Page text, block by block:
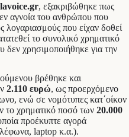
, εξακριβώθηκε πως
εν αγνοία του ανθρώπου που
λογαριασμούς που είχαν δοθεί
το συνολικό χρηματικό
δεν χρησιμοποιήθηκε για την
βρέθηκε και
2.110 ευρώ, ως προερχόμενο
ενώ σε νομότυπες κατ΄οίκον
το χρηματικό ποσό των 20.000
προέκυπτε αγορά
laptop κ.α.).